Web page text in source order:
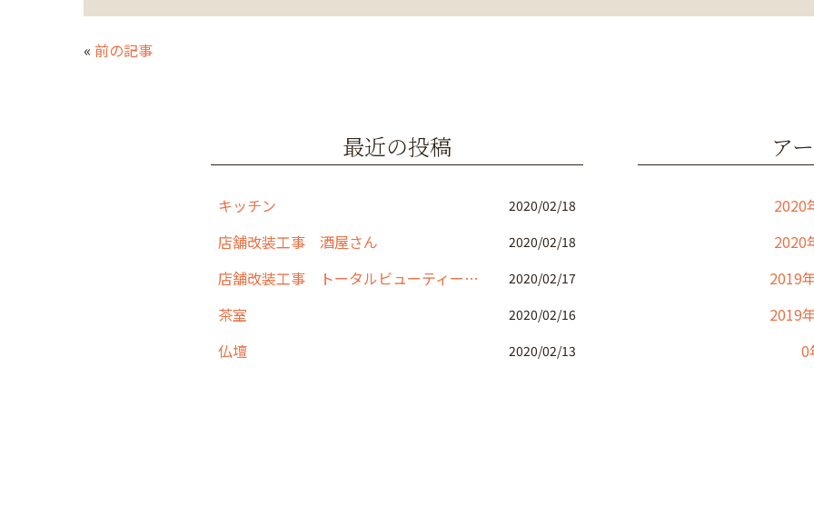
c
e
itte ai
« 前の記事
最近の投稿
キッチン 2020/02/18
店舗改装工事 酒屋さん 2020/02/18
店舗改装工事 トータルビューティーサロン 2020/02/17
茶室 2020/02/16
仏壇 2020/02/13
ア
2020
2020
2019
2019
0